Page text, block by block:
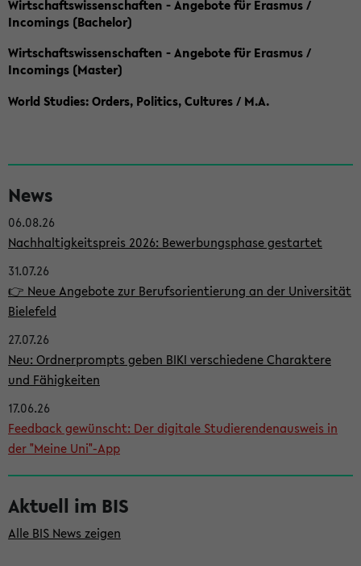
Wirtschaftswissenschaften - Angebote für Erasmus /
Incomings (Bachelor)
Wirtschaftswissenschaften - Angebote für Erasmus /
Incomings (Master)
World Studies: Orders, Politics, Cultures / M.A.
e
i
t
e
n
l
e
i
s
t
e
News
06.08.26
Nachhaltigkeitspreis 2026: Bewerbungsphase gestartet
31.07.26
👉 Neue Angebote zur Berufsorientierung an der Universität
Bielefeld
27.07.26
Neu: Ordnerprompts geben BIKI verschiedene Charaktere
und Fähigkeiten
17.06.26
Feedback gewünscht: Der digitale Studierendenausweis in
der "Meine Uni"-App
Aktuell im BIS
Alle BIS News zeigen